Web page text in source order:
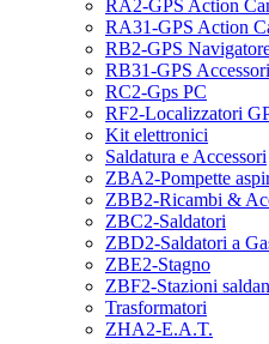
RA2-GPS Action
RA31-GPS Action
RB2-GPS
RB31-GPS
RC2-Gps PC
RF2-Localizzatori
Kit elettronici
Saldatura e Accessori
ZBA2-Pompette
ZBB2-Ricambi &
ZBC2-Saldatori
ZBD2-Saldatori a
ZBE2-Stagno
ZBF2-Stazioni
Trasformatori
ZHA2-E.A.T.